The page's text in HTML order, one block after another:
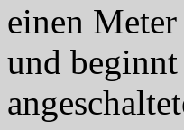
einen
und